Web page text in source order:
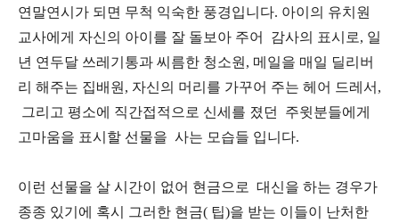
연말연시가 되면 무척 익숙한 풍경입니다. 아이의 유치원
교사에게 자신의 아이를 잘 돌보아 주어 감사의 표시로, 일
년 연두달 쓰레기통과 씨름한 청소원, 메일을 매일 딜리버
리 해주는 집배원, 자신의 머리를 가꾸어 주는 헤어 드레서,
그리고 평소에 직간접적으로 신세를 졌던 주윗분들에게
고마움을 표시할 선물을 사는 모습들 입니다.
이런 선물을 살 시간이 없어 현금으로 대신을 하는 경우가
종종 있기에 혹시 그러한 현금( 팁)을 받는 이들이 난처한